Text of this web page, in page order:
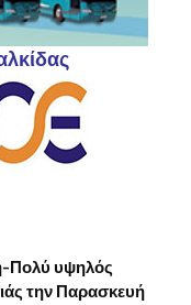
Πολύ υψηλός
την Παρασκευή